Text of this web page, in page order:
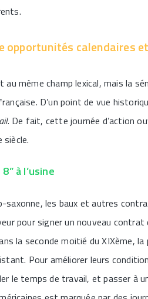
opportunités calendaires
au même champ lexical, mais la
D’un point de vue
. De fait, cette journée d’action
à l’usine
saxonne, les baux et autres
pour signer un nouveau
la seconde moitié du XIXème,
Pour améliorer leurs
le temps de travail, et passer à